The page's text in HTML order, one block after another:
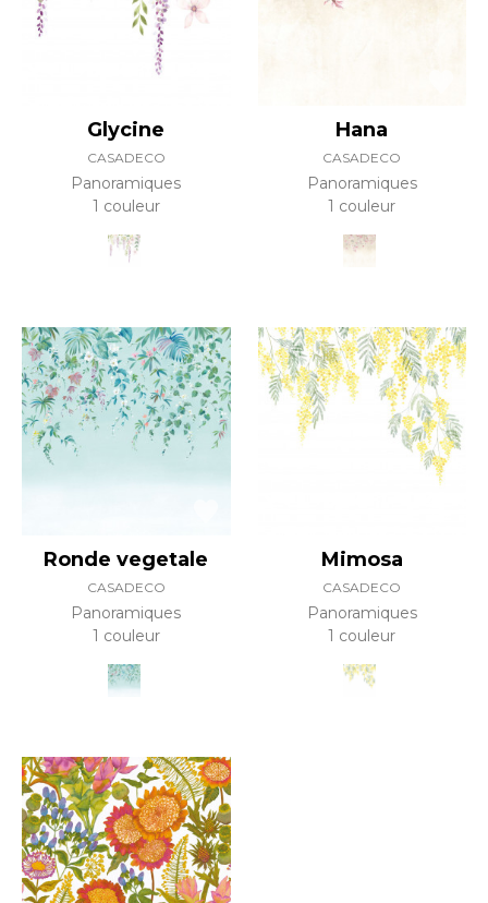
Glycine
CASADECO
Panoramiques
1 couleur
Hana
CASADECO
Panoramiques
1 couleur
Ronde vegetale
CASADECO
Panoramiques
1 couleur
Mimosa
CASADECO
Panoramiques
1 couleur